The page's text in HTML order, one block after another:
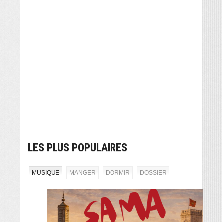
LES PLUS POPULAIRES
MUSIQUE MANGER DORMIR DOSSIER